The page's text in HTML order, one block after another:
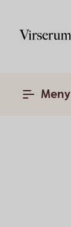
Meny